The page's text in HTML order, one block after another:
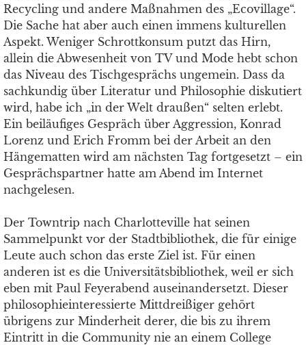
Recycling und andere Maßnahmen des „Ecovillage“.
Die Sache hat aber auch einen immens kulturellen
Aspekt. Weniger Schrottkonsum putzt das Hirn,
allein die Abwesenheit von TV und Mode hebt schon
das Niveau des Tischgesprächs ungemein. Dass da
sachkundig über Literatur und Philosophie diskutiert
wird, habe ich „in der Welt draußen“ selten erlebt.
Ein beiläufiges Gespräch über Aggression, Konrad
Lorenz und Erich Fromm bei der Arbeit an den
Hängematten wird am nächsten Tag fortgesetzt – ein
Gesprächspartner hatte am Abend im Internet
nachgelesen.
Der Towntrip nach Charlotteville hat seinen
Sammelpunkt vor der Stadtbibliothek, die für einige
Leute auch schon das erste Ziel ist. Für einen
anderen ist es die Universitätsbibliothek, weil er sich
eben mit Paul Feyerabend auseinandersetzt. Dieser
philosophieinteressierte Mittdreißiger gehört
übrigens zur Minderheit derer, die bis zu ihrem
Eintritt in die Community nie an einem College